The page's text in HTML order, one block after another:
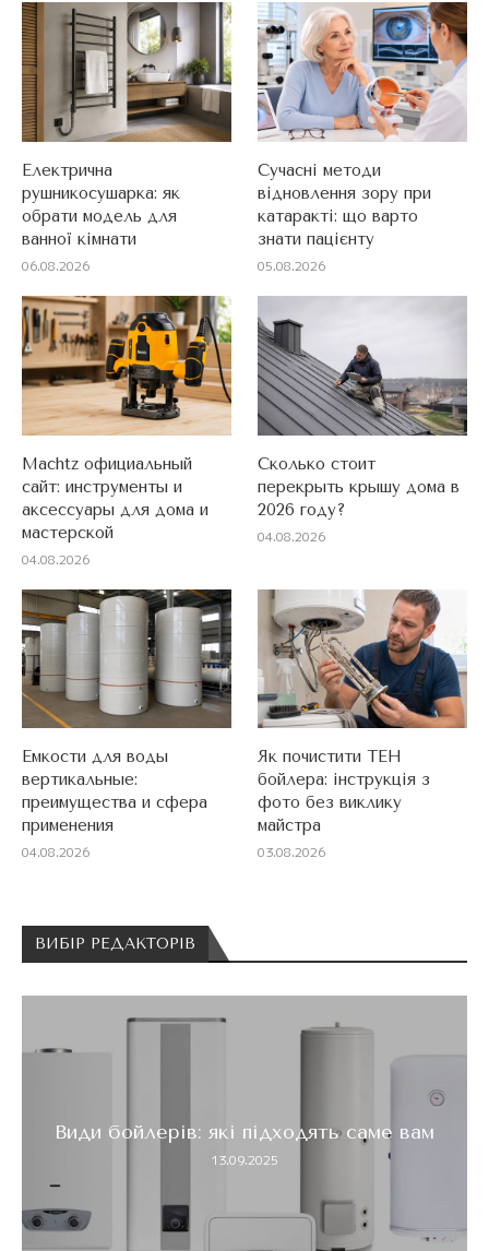
Електрична
рушникосушарка: як
обрати модель для
ванної кімнати
06.08.2026
Сучасні методи
відновлення зору при
катаракті: що варто
знати пацієнту
05.08.2026
Machtz официальный
сайт: инструменты и
аксессуары для дома и
мастерской
04.08.2026
Сколько стоит
перекрыть крышу дома в
2026 году?
04.08.2026
Емкости для воды
вертикальные:
преимущества и сфера
применения
04.08.2026
Як почистити ТЕН
бойлера: інструкція з
фото без виклику
майстра
03.08.2026
ВИБІР РЕДАКТОРІВ
норми, причини відхилень...